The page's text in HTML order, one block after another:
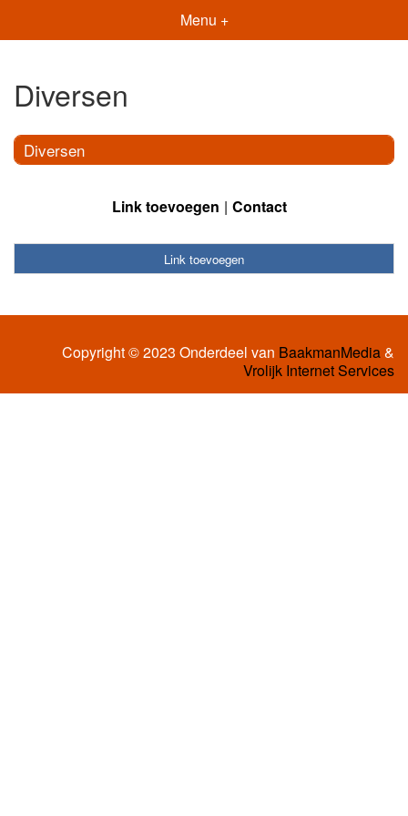
Menu +
Diversen
Diversen
Link toevoegen Contact
Link toevoegen
Copyright © 2023 Onderdeel van BaakmanMedia&
Vrolijk Internet Services